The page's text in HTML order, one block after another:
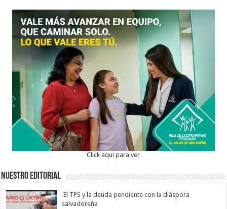
Click aqui para ver
Nuestro Editorial
El TPS y la deuda pendiente con la diáspora
salvadoreña